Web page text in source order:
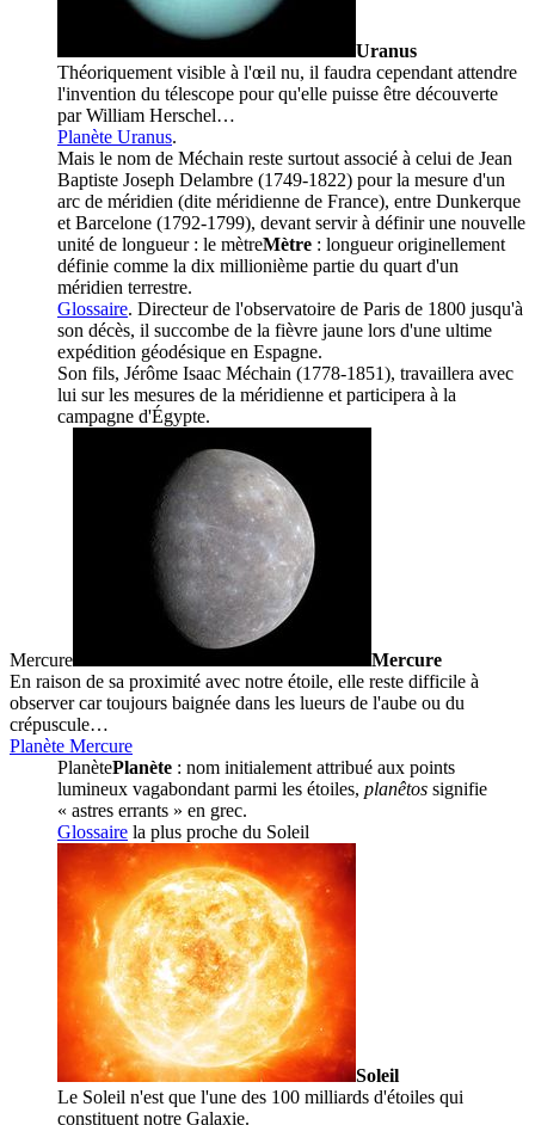
Uranus
Théoriquement visible à l'œil nu, il faudra cependant attendre
l'invention du télescope pour qu'elle puisse être découverte
par William Herschel…
Planète Uranus.
Mais le nom de Méchain reste surtout associé à celui de Jean
Baptiste Joseph Delambre (1749-1822) pour la mesure d'un
arc de méridien (dite méridienne de France), entre Dunkerque
et Barcelone (1792-1799), devant servir à définir une nouvelle
unité de longueur : le mètreMètre : longueur originellement
définie comme la dix millionième partie du quart d'un
méridien terrestre.
Glossaire. Directeur de l'observatoire de Paris de 1800 jusqu'à
son décès, il succombe de la fièvre jaune lors d'une ultime
expédition géodésique en Espagne.
Son fils, Jérôme Isaac Méchain (1778-1851), travaillera avec
lui sur les mesures de la méridienne et participera à la
campagne d'Égypte.
Mercure
Mercure
En raison de sa proximité avec notre étoile, elle reste difficile à
observer car toujours baignée dans les lueurs de l'aube ou du
crépuscule…
Planète Mercure
PlanètePlanète : nom initialement attribué aux points
lumineux vagabondant parmi les étoiles, planêtos signifie
« astres errants » en grec.
Glossaire la plus proche du Soleil
Soleil
Le Soleil n'est que l'une des 100 milliards d'étoiles qui
constituent notre Galaxie.